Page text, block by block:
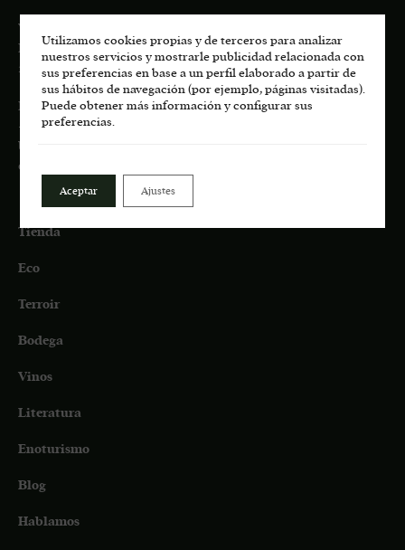
Viñedos de San Martín, S.L.U.
Pago de Los Castillejos, Ctra. M-541 Km 4,7
28680 San Martín de Valdeiglesias, MADRID
Información general:
+34
617 00 75 77
bodega.lasmoradas@grupoenate.es
enoturismo.lasmoradas@grupoenate.es
Tienda
Eco
Terroir
Bodega
Vinos
Literatura
Enoturismo
Blog
Hablamos
Utilizamos cookies propias y de terceros para analizar
nuestros servicios y mostrarle publicidad relacionada con
sus preferencias en base a un perfil elaborado a partir de
sus hábitos de navegación (por ejemplo, páginas visitadas).
Puede obtener más información y configurar sus
preferencias.
Aceptar Ajustes